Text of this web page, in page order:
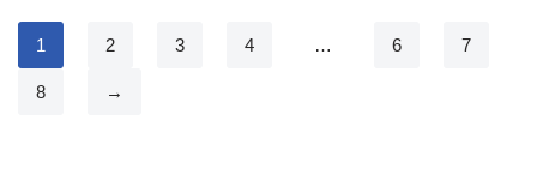
1 2 3 4 … 6 7
8 →